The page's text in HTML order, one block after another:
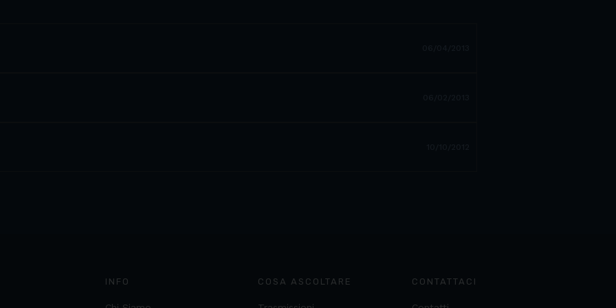
INFO COSA ASCOLTARE CONTATTACI